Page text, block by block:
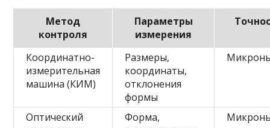
Метод
контроля
Параметры
измерения
Координатно-
измерительная
машина (КИМ)
Размеры,
координаты,
отклонения
формы
Оптический
Форма,